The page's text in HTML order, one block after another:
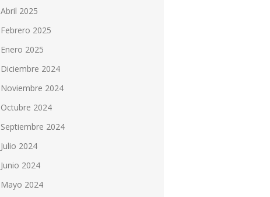
Abril 2025
Febrero 2025
Enero 2025
Diciembre 2024
Noviembre 2024
Octubre 2024
Septiembre 2024
Julio 2024
Junio 2024
Mayo 2024